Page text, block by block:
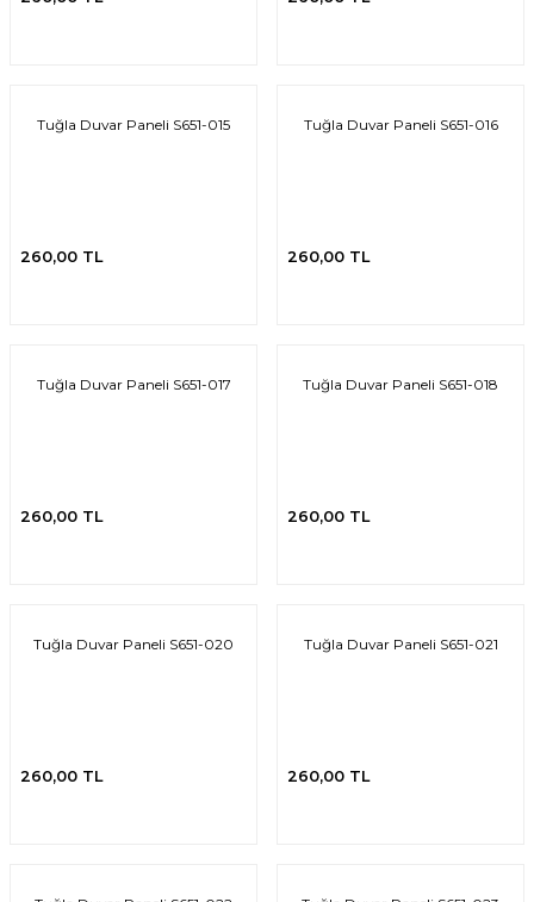
Tuğla Duvar Paneli S651-015
260,00 TL
Tuğla Duvar Paneli S651-016
260,00 TL
Tuğla Duvar Paneli S651-017
260,00 TL
Tuğla Duvar Paneli S651-018
260,00 TL
Tuğla Duvar Paneli S651-020
260,00 TL
Tuğla Duvar Paneli S651-021
260,00 TL